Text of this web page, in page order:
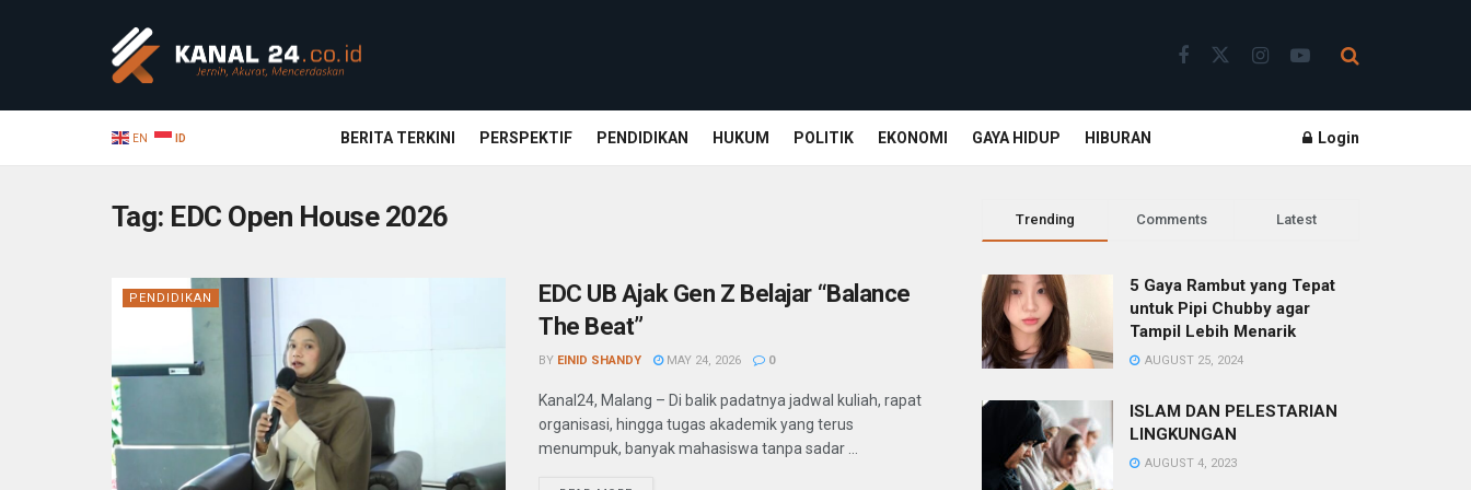
EN ID BERITA TERKINI PERSPEKTIF PENDIDIKAN HUKUM POLITIK EKONOMI GAYA HIDUP HIBURAN Login
Tag: EDC Open House 2026
PENDIDIKAN
EDC UB Ajak Gen Z Belajar “Balance
The Beat”
BY EINID SHANDY MAY 24, 2026 0
Kanal24, Malang – Di balik padatnya jadwal kuliah, rapat
organisasi, hingga tugas akademik yang terus
menumpuk, banyak mahasiswa tanpa sadar ...
Trending Comments Latest
5 Gaya Rambut yang Tepat
untuk Pipi Chubby agar
Tampil Lebih Menarik
AUGUST 25, 2024
ISLAM DAN PELESTARIAN
LINGKUNGAN
AUGUST 4, 2023